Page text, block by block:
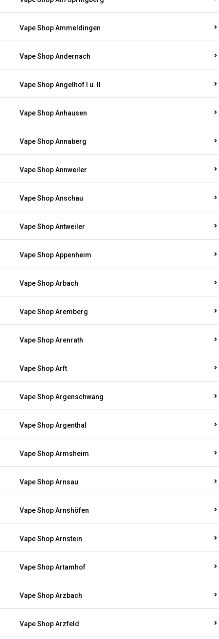
Vape Shop Ammeldingen
Vape Shop Andernach
Vape Shop Angelhof I u. II
Vape Shop Anhausen
Vape Shop Annaberg
Vape Shop Annweiler
Vape Shop Anschau
Vape Shop Antweiler
Vape Shop Appenheim
Vape Shop Arbach
Vape Shop Aremberg
Vape Shop Arenrath
Vape Shop Arft
Vape Shop Argenschwang
Vape Shop Argenthal
Vape Shop Armsheim
Vape Shop Arnsau
Vape Shop Arnshöfen
Vape Shop Arnstein
Vape Shop Artamhof
Vape Shop Arzbach
Vape Shop Arzfeld